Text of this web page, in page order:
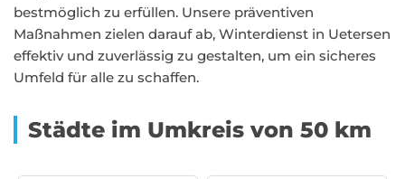
bestmöglich zu erfüllen. Unsere präventiven
Maßnahmen zielen darauf ab, Winterdienst in Uetersen
effektiv und zuverlässig zu gestalten, um ein sicheres
Umfeld für alle zu schaffen.
Städte im Umkreis von 50 km